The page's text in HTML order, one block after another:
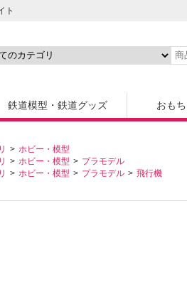
ト
鉄道模型・鉄道グッズ おも
ホビー・模型
ホビー・模型
プラモデル
ホビー・模型 プラモデル 飛行機